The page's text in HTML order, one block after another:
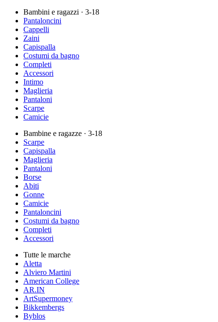
Bambini e ragazzi · 3-18
Pantaloncini
Cappelli
Zaini
Capispalla
Costumi da bagno
Completi
Accessori
Intimo
Maglieria
Pantaloni
Scarpe
Camicie
Bambine e ragazze · 3-18
Scarpe
Capispalla
Maglieria
Pantaloni
Borse
Abiti
Gonne
Camicie
Pantaloncini
Costumi da bagno
Completi
Accessori
Tutte le marche
Aletta
Alviero Martini
American College
AR.IN
ArtSupermoney
Bikkembergs
Byblos